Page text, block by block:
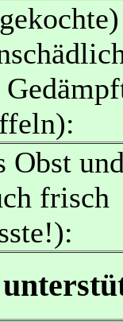
Obst
frisch